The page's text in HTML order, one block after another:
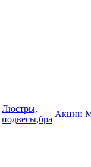
Люстры,
подвесы,бра
Акции